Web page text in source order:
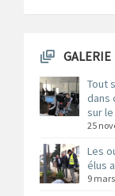
GALERIE
Tout
dans
sur le
25
Les
élus
9